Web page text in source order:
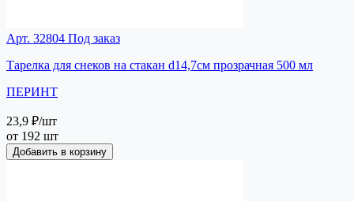
Арт. 32804 Под заказ
Тарелка для снеков на стакан d14,7см прозрачная 500 мл
ПЕРИНТ
23,9 ₽/шт
от 192 шт
Добавить в корзину